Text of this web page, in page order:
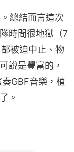
總結而言這次
時間很地獄（7
被迫中止、物
說是豐富的，
GBF音樂，植
。